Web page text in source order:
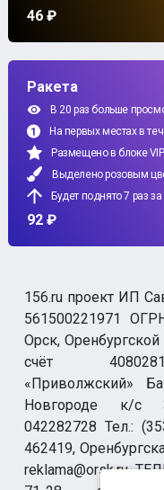
46 ₽
Ракета
В 20 раз больше
На первых местах в
Размещено в блоке
Выделено розовым
Будет поднято 7 раз
92 ₽
156.ru проект ИП
561500221971
Орск,
счёт
«Приволжский»
Новгороде к/с
042282728 Тел.:
462419,
reklama@orsk.ru